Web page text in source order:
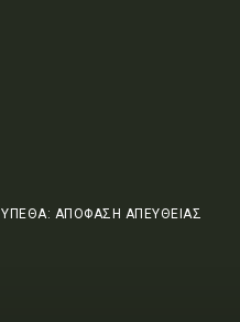
ΥΠΕΘΑ: ΑΠΟΦΑΣΗ ΑΠΕΥΘΕΙΑΣ